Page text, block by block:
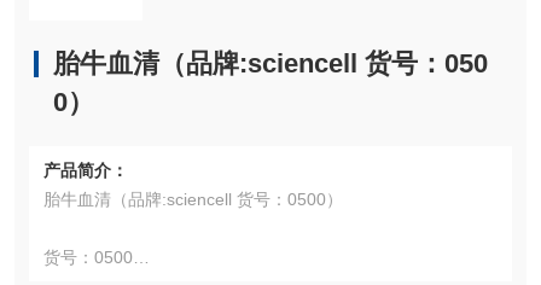
胎牛血清（品牌:sciencell 货号：050
0）
产品简介：
胎牛血清（品牌:sciencell 货号：0500）
货号：0500